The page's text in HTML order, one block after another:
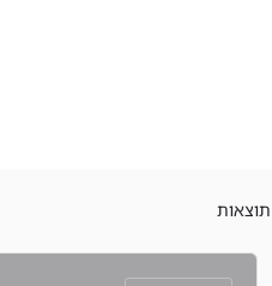
תוצאות